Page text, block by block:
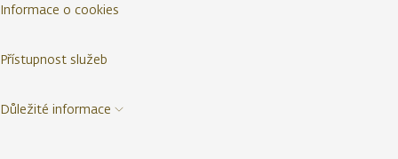
Informace o cookies
Přístupnost služeb
Důležité informace